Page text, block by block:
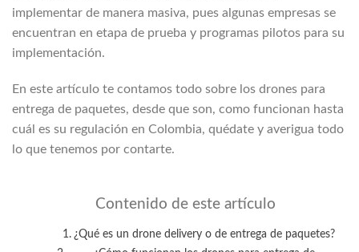
implementar de manera masiva, pues algunas empresas se
encuentran en etapa de prueba y programas pilotos para su
implementación.
En este artículo te contamos todo sobre los drones para
entrega de paquetes, desde que son, como funcionan hasta
cuál es su regulación en Colombia, quédate y averigua todo
lo que tenemos por contarte.
Contenido de este artículo
¿Qué es un drone delivery o de entrega de paquetes?